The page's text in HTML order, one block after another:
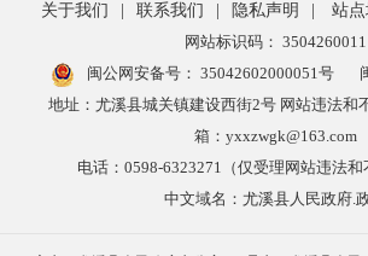
关于我们 联系我们 隐私声明 站点
网站标识码： 3504260011
闽公网安备号： 35042602000051号
地址：尤溪县城关镇建设西街2号 网站违法和
箱：yxxzwgk@163.com
电话：0598-6323271（仅受理网站违法和
中文域名：尤溪县人民政府.